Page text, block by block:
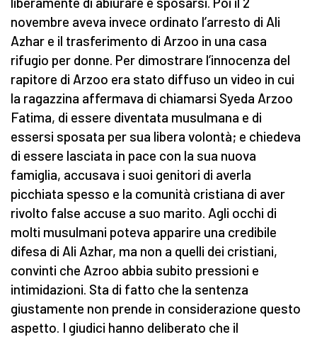
novembre aveva invece ordinato l’arresto di Ali
Azhar e il trasferimento di Arzoo in una casa
rifugio per donne. Per dimostrare l’innocenza del
rapitore di Arzoo era stato diffuso un video in cui
la ragazzina affermava di chiamarsi Syeda Arzoo
Fatima, di essere diventata musulmana e di
essersi sposata per sua libera volontà; e chiedeva
di essere lasciata in pace con la sua nuova
famiglia, accusava i suoi genitori di averla
picchiata spesso e la comunità cristiana di aver
rivolto false accuse a suo marito. Agli occhi di
molti musulmani poteva apparire una credibile
difesa di Ali Azhar, ma non a quelli dei cristiani,
convinti che Azroo abbia subito pressioni e
intimidazioni. Sta di fatto che la sentenza
giustamente non prende in considerazione questo
aspetto. I giudici hanno deliberato che il